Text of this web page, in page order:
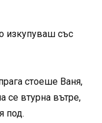
изкупуваш със
стоеше Ваня,
се втурна вътре,
под.